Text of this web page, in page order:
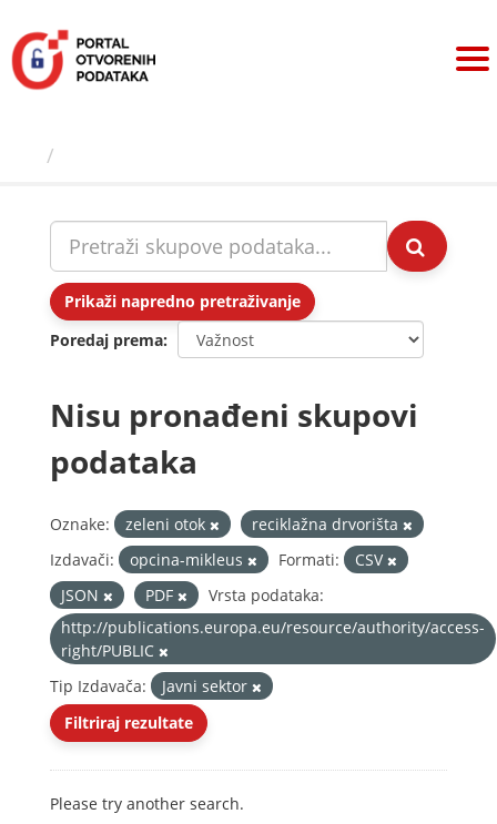
sadržaj
Prikaži napredno pretraživanje
Poredaj prema
Nisu pronađeni skupovi
podataka
Oznake: zeleni otok
reciklažna drvorišta
Izdavači:
opcina-mikleus Formati:
CSV
JSON
PDF
Vrsta podataka:
http://publications.europa.eu/resource/authority/access-
right/PUBLIC
Tip Izdavača:
Javni sektor
Filtriraj rezultate
Please try another search.